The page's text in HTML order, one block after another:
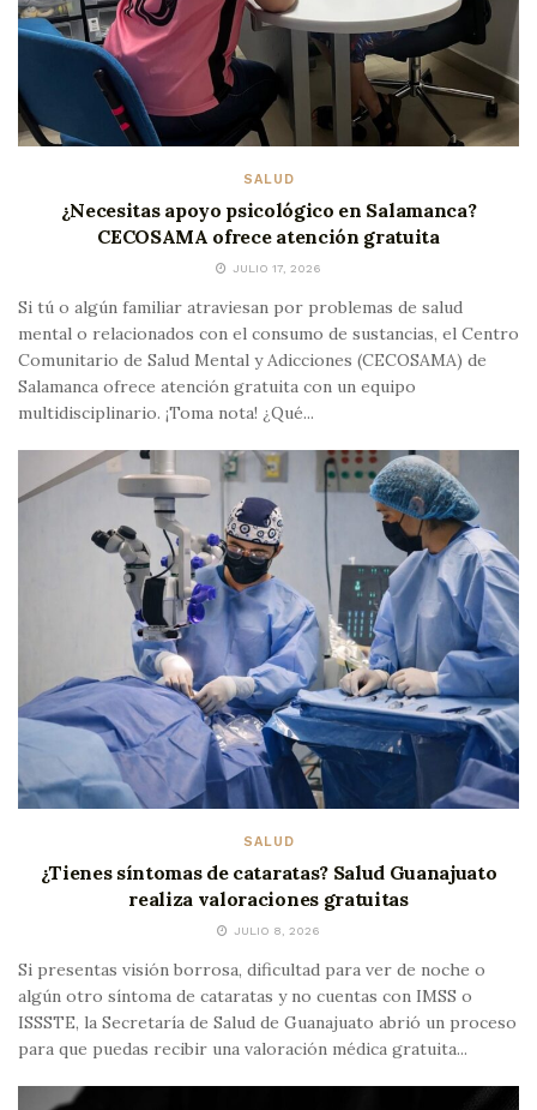
SALUD
¿Necesitas apoyo psicológico en Salamanca?
CECOSAMA ofrece atención gratuita
JULIO 17, 2026
Si tú o algún familiar atraviesan por problemas de salud
mental o relacionados con el consumo de sustancias, el Centro
Comunitario de Salud Mental y Adicciones (CECOSAMA) de
Salamanca ofrece atención gratuita con un equipo
multidisciplinario. ¡Toma nota! ¿Qué...
SALUD
¿Tienes síntomas de cataratas? Salud Guanajuato
realiza valoraciones gratuitas
JULIO 8, 2026
Si presentas visión borrosa, dificultad para ver de noche o
algún otro síntoma de cataratas y no cuentas con IMSS o
ISSSTE, la Secretaría de Salud de Guanajuato abrió un proceso
para que puedas recibir una valoración médica gratuita...